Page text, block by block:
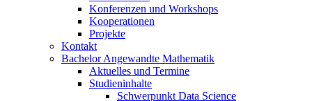
Konferenzen und Workshops
Kooperationen
Projekte
Kontakt
Bachelor Angewandte Mathematik
Aktuelles und Termine
Studieninhalte
Schwerpunkt Data Science